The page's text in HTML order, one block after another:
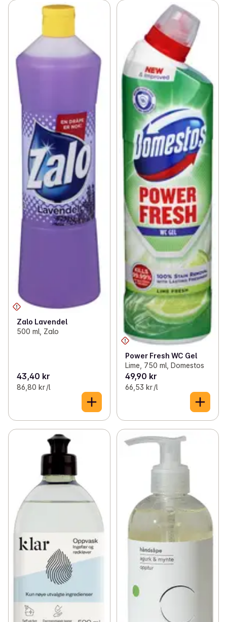
Zalo Lavendel
500 ml, Zalo
43,40 kr
86,80 kr /l
Power Fresh WC Gel
Lime, 750 ml, Domestos
49,90 kr
66,53 kr /l